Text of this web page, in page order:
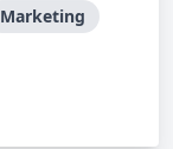
Marketing